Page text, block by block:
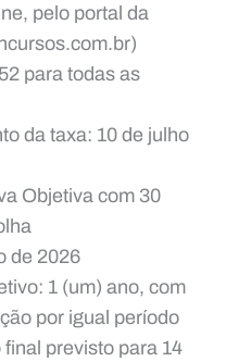
pelo portal da
para todas as
da taxa: 10 de julho
Objetiva com 30
de 2026
1 (um) ano, com
por igual período
previsto para 14